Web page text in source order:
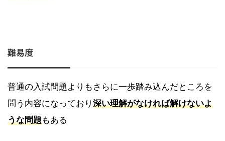
難易度
普通の入試問題よりもさらに一歩踏み込んだところを
問う内容になっており 深い理解がなければ解けないよ
うな問題もある